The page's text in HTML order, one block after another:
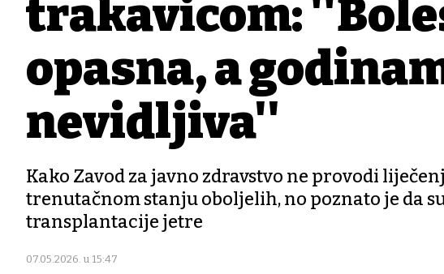
trakavicom:
opasna, a
nevidljiva''
Kako Zavod za javno zdravstvo ne provodi
trenutačnom stanju oboljelih, no poznato je da
transplantacije jetre
07.05.2026. u 15:47